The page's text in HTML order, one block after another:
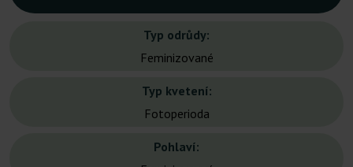
Typ odrůdy:
Feminizované
Typ kvetení:
Fotoperioda
Pohlaví: